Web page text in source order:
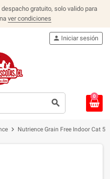
gratuito, solo valido para
ver condiciones
search
person Iniciar sesión
0
chevron_right Nutrience Grain Free Indoor Cat 5